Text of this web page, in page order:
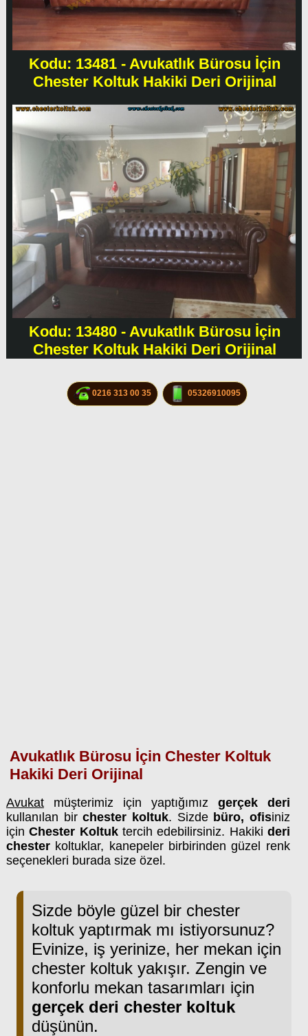
Kodu: 13481 - Avukatlık Bürosu İçin
Chester Koltuk Hakiki Deri Orijinal
Kodu: 13480 - Avukatlık Bürosu İçin
Chester Koltuk Hakiki Deri Orijinal
0216 313 00 35 05326910095
Avukatlık Bürosu İçin Chester Koltuk
Hakiki Deri Orijinal
Avukatmüşterimiz için yaptığımız gerçek deri
kullanılan birchester koltuk. Sizde büro, ofisiniz
içinChester Koltuktercih edebilirsiniz. Hakiki deri
chesterkoltuklar, kanepeler birbirinden güzel renk
seçenekleri burada size özel.
Sizde böyle güzel bir chester
koltuk yaptırmak mı istiyorsunuz?
Evinize, iş yerinize, her mekan için
chester koltuk yakışır. Zengin ve
konforlu mekan tasarımları için
gerçek deri chester koltuk
düşünün.